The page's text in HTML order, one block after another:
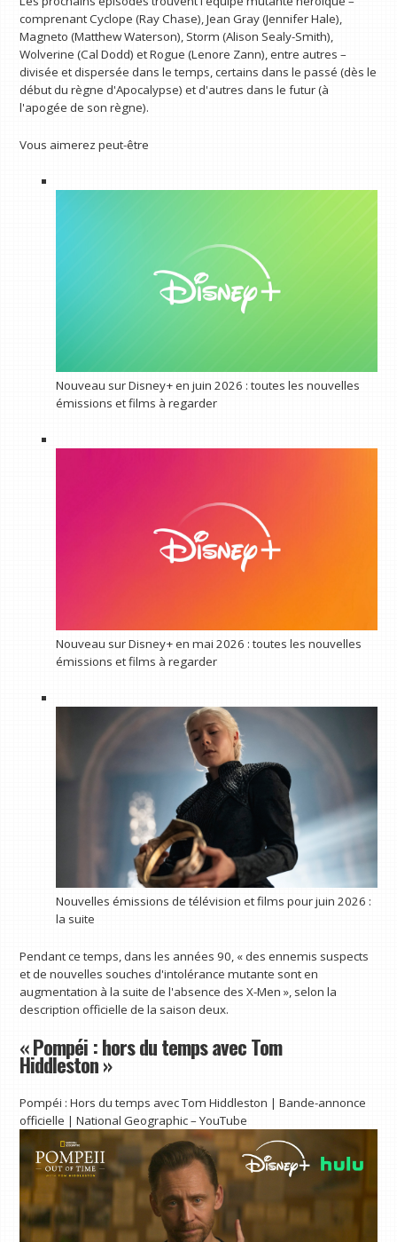
comprenant Cyclope (Ray Chase), Jean Gray (Jennifer Hale),
Magneto (Matthew Waterson), Storm (Alison Sealy-Smith),
Wolverine (Cal Dodd) et Rogue (Lenore Zann), entre autres –
divisée et dispersée dans le temps, certains dans le passé (dès le
début du règne d'Apocalypse) et d'autres dans le futur (à
l'apogée de son règne).
Vous aimerez peut-être
Nouveau sur Disney+ en juin 2026 : toutes les nouvelles
émissions et films à regarder
Nouveau sur Disney+ en mai 2026 : toutes les nouvelles
émissions et films à regarder
Nouvelles émissions de télévision et films pour juin 2026 :
la suite
Pendant ce temps, dans les années 90, « des ennemis suspects
et de nouvelles souches d'intolérance mutante sont en
augmentation à la suite de l'absence des X-Men », selon la
description officielle de la saison deux.
« Pompéi : hors du temps avec Tom
Hiddleston »
Pompéi : Hors du temps avec Tom Hiddleston | Bande-annonce
officielle | National Geographic – YouTube